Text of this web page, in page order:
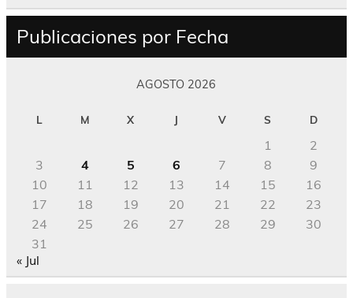
Publicaciones por Fecha
AGOSTO 2026
L M X J V S D
1
2
3
4 5 6 7 8
9
10
11 12 13 14 15
16
17
18 19 20 21 22
23
24
25 26 27 28 29
30
31
« Jul